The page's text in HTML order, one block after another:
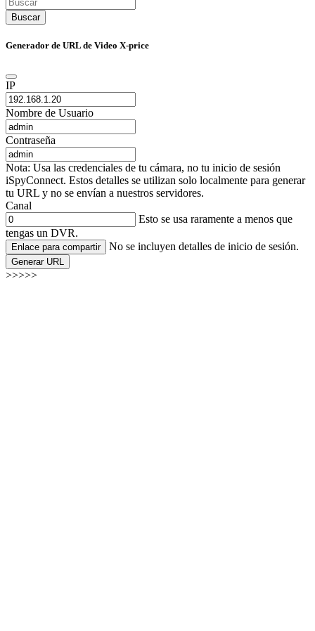
Buscar
Generador de URL de Video X-price
IP
Nombre de Usuario
Contraseña
Nota: Usa las credenciales de tu cámara, no tu inicio de sesión
iSpyConnect. Estos detalles se utilizan solo localmente para generar
tu URL y no se envían a nuestros servidores.
Canal
Esto se usa raramente a menos que
tengas un DVR.
Enlace para compartir No se incluyen detalles de inicio de sesión.
Generar URL
>>>>>